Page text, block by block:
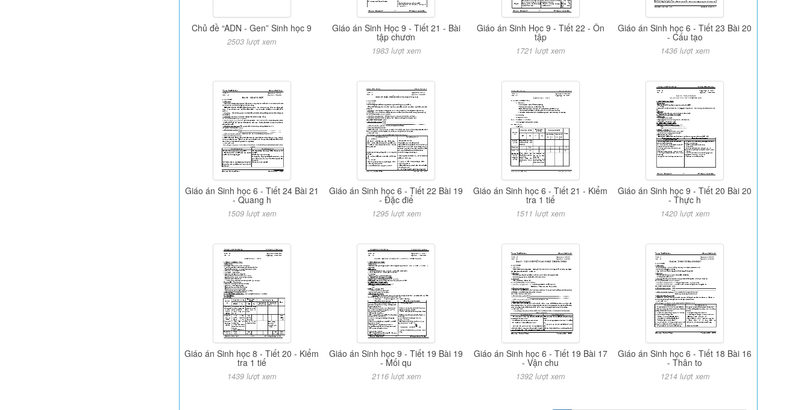
Chủ đề “ADN - Gen” Sinh học 9
2503 lượt xem
Giáo án Sinh Học 9 - Tiết 21 - Bài
tập chươn
1983 lượt xem
Giáo án Sinh Học 9 - Tiết 22 - Ôn
tập
1721 lượt xem
Giáo án Sinh học 6 - Tiết 23 Bài 20
- Cấu tạo
1436 lượt xem
Giáo án Sinh học 6 - Tiết 24 Bài 21
- Quang h
1509 lượt xem
Giáo án Sinh học 6 - Tiết 22 Bài 19
- Đặc điể
1295 lượt xem
Giáo án Sinh học 6 - Tiết 21 - Kiểm
tra 1 tiế
1511 lượt xem
Giáo án Sinh học 9 - Tiết 20 Bài 20
- Thực h
1420 lượt xem
Giáo án Sinh học 8 - Tiết 20 - Kiểm
tra 1 tiế
1439 lượt xem
Giáo án Sinh học 9 - Tiết 19 Bài 19
- Mối qu
2116 lượt xem
Giáo án Sinh học 6 - Tiết 19 Bài 17
- Vận chu
1392 lượt xem
Giáo án Sinh học 6 - Tiết 18 Bài 16
- Thân to
1214 lượt xem